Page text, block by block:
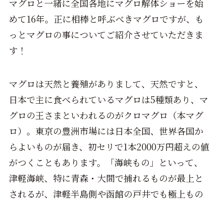
マグロと一緒に全国各地にマグロ解体ショーを始
めて16年。正に相棒と呼ぶべきマグロですが、も
っとマグロの事についてご紹介させていただきま
す！
マグロは天然と養殖がありまして、天然ですと、
日本で主に食べられているマグロは5種類あり、マ
グロの王さまといわれるのがクロマグロ（本マグ
ロ）。東京の豊洲市場には日本全国、世界各国か
らよいものが届き、初セリで1本2000万円超えの値
がつくこともあります。「海峡もの」といって、
津軽海峡、特に青森・大間で捕れるものが最上と
されるが、津軽半島側や函館の戸井でも極上もの